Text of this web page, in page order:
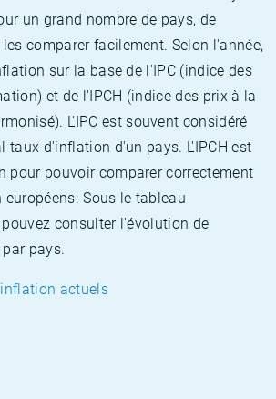
un grand nombre de pays, de
comparer facilement. Selon l'année,
sur la base de l'IPC (indice des
et de l'IPCH (indice des prix à la
L'IPC est souvent considéré
taux d'inflation d'un pays. L'IPCH est
pour pouvoir comparer correctement
Sous le tableau
consulter l'évolution de
pays.
actuels